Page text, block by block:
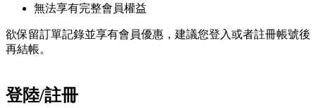
無法享有完整會員權益
欲保留訂單記錄並享有會員優惠，建議您登入或者註冊帳號後
再結帳。
登陸/註冊